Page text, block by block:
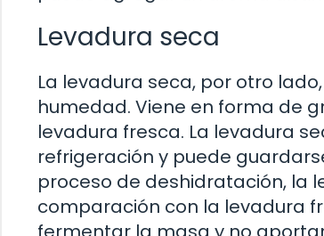
Levadura seca
La levadura seca, por otro
humedad. Viene en forma de
levadura fresca. La levadura
refrigeración y puede
proceso de deshidratación, la
comparación con la levadura